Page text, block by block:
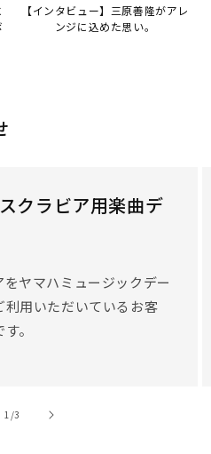
【インタビュー】三原善隆がアレ
ンジに込めた思い。
クラビア用楽曲デ
ヤマハミュージックデー
用いただいているお客
。
1 //3